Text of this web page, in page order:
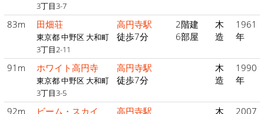
3丁目3-7
83m 田畑荘
東京都 中野区 大和町
3丁目2-11
高円寺駅
徒歩7分
2階建
6部屋
木
造
1961
年
91m ホワイト高円寺
東京都 中野区 大和町
3丁目3-5
高円寺駅
徒歩7分
木
造
1990
年
92m ビーム・スカイ
高円寺駅
木
2007